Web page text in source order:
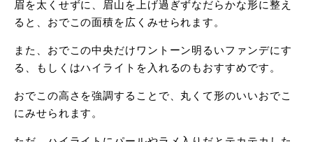
眉を太くせずに、眉山を上げ過ぎずなだらかな形に整え
ると、おでこの面積を広くみせられます。
また、おでこの中央だけワントーン明るいファンデにす
る、もしくはハイライトを入れるのもおすすめです。
おでこの高さを強調することで、丸くて形のいいおでこ
にみせられます。